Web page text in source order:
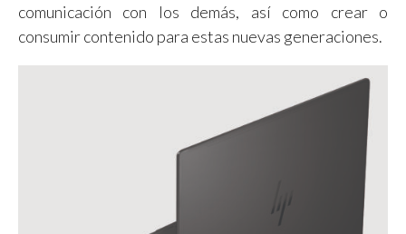
comunicación con los demás, así como crear o
consumir contenido para estas nuevas generaciones.